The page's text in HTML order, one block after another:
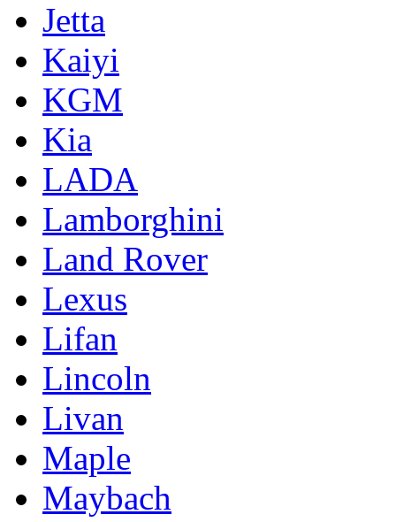
Jetta
Kaiyi
KGM
Kia
LADA
Lamborghini
Land Rover
Lexus
Lifan
Lincoln
Livan
Maple
Maybach